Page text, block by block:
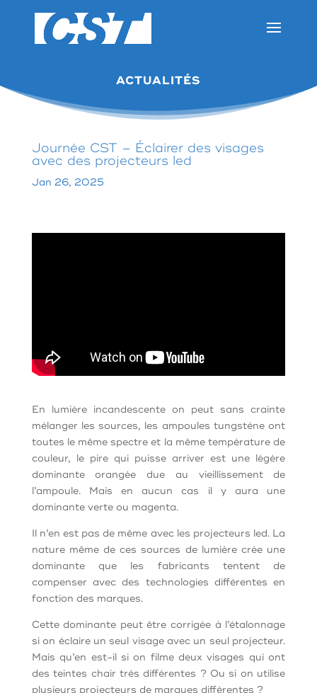
ACTUALITÉS
Journée CST – Éclairer des visages
avec des projecteurs led
Jan 26, 2025
En lumière incandescente on peut sans crainte
mélanger les sources, les ampoules tungstène ont
toutes le même spectre et la même température de
couleur, le pire qui puisse arriver est une légère
dominante orangée due au vieillissement de
l’ampoule. Mais en aucun cas il y aura une
dominante verte ou magenta.
Il n’en est pas de même avec les projecteurs led. La
nature même de ces sources de lumière crée une
dominante que les fabricants tentent de
compenser avec des technologies différentes en
fonction des marques.
Cette dominante peut être corrigée à l’étalonnage
si on éclaire un seul visage avec un seul projecteur.
Mais qu’en est-il si on filme deux visages qui ont
des teintes chair très différentes ? Ou si on utilise
plusieurs projecteurs de marques différentes ?